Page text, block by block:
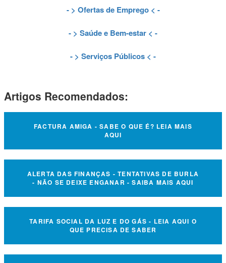
- > Ofertas de Emprego< -
- > Saúde e Bem-estar < -
- > Serviços Públicos < -
Artigos Recomendados:
FACTURA AMIGA - SABE O QUE É? LEIA MAIS
AQUI
ALERTA DAS FINANÇAS - TENTATIVAS DE BURLA
- NÃO SE DEIXE ENGANAR - SAIBA MAIS AQUI
TARIFA SOCIAL DA LUZ E DO GÁS - LEIA AQUI O
QUE PRECISA DE SABER